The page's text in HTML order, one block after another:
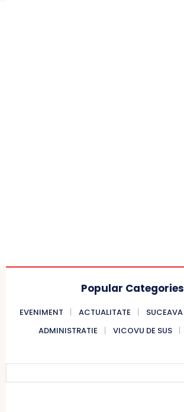
Popular Categories
EVENIMENT ACTUALITATE SUCEAVA
ADMINISTRATIE
VICOVU DE SUS